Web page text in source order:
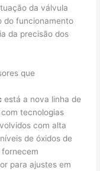
da válvula
do funcionamento
da precisão dos
que
está a nova linha de
tecnologias
com alta
de óxidos de
para ajustes em